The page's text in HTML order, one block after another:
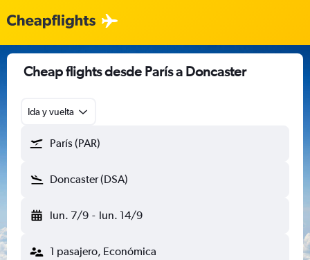
Cheap flights desde París a Doncaster
Ida y vuelta
París (PAR)
Doncaster (DSA)
lun. 7/9 - lun. 14/9
1 pasajero, Económica